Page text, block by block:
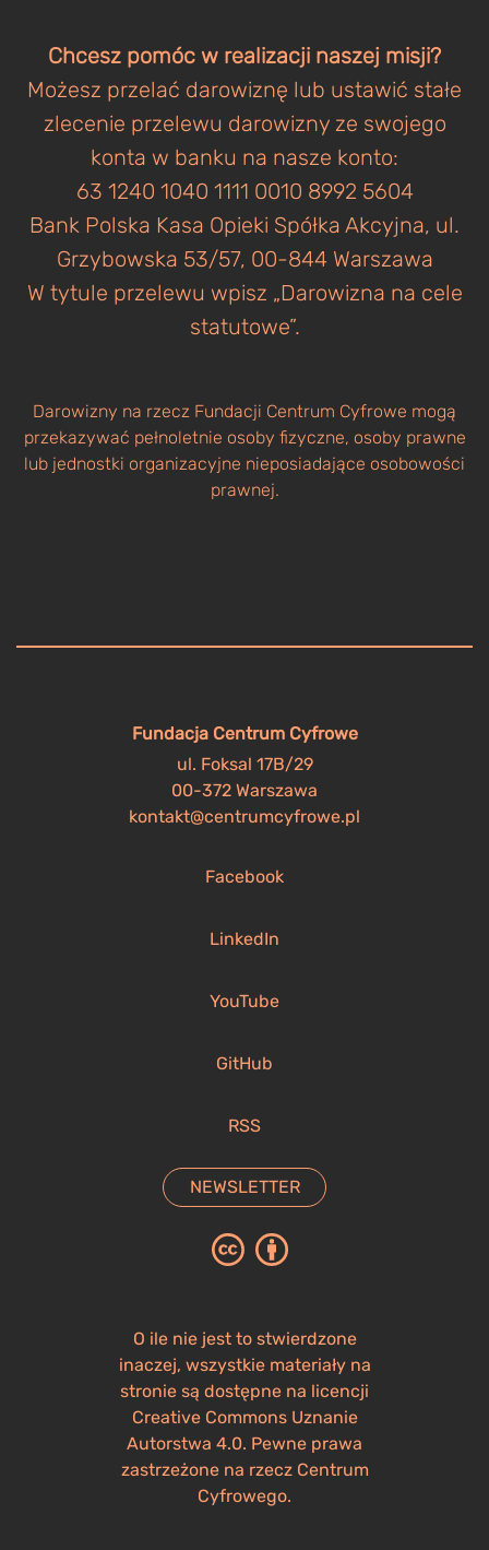
Chcesz pomóc w realizacji naszej misji?
Możesz przelać darowiznę lub ustawić stałe
zlecenie przelewu darowizny ze swojego
konta w banku na nasze konto:
63 1240 1040 1111 0010 8992 5604
Bank Polska Kasa Opieki Spółka Akcyjna, ul.
Grzybowska 53/57, 00-844 Warszawa
W tytule przelewu wpisz „Darowizna na cele
statutowe”.
Darowizny na rzecz Fundacji Centrum Cyfrowe mogą
przekazywać pełnoletnie osoby fizyczne, osoby prawne
lub jednostki organizacyjne nieposiadające osobowości
prawnej.
Fundacja Centrum Cyfrowe
ul. Foksal 17B/29
00-372 Warszawa
kontakt@centrumcyfrowe.pl
Facebook
LinkedIn
YouTube
GitHub
RSS
NEWSLETTER
O ile nie jest to stwierdzone
inaczej, wszystkie materiały na
stronie są dostępne na licencji
Creative Commons Uznanie
Autorstwa 4.0. Pewne prawa
zastrzeżone na rzecz Centrum
Cyfrowego.